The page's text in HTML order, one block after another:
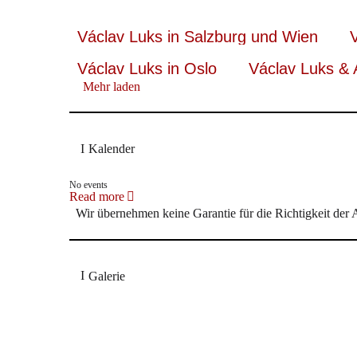
Václav Luks in Salzburg und Wien
Václav Luks in Oslo
Václav Luks &
Mehr laden
Kalender
No events
Read more
Wir übernehmen keine Garantie für die Richtigkeit der
Galerie